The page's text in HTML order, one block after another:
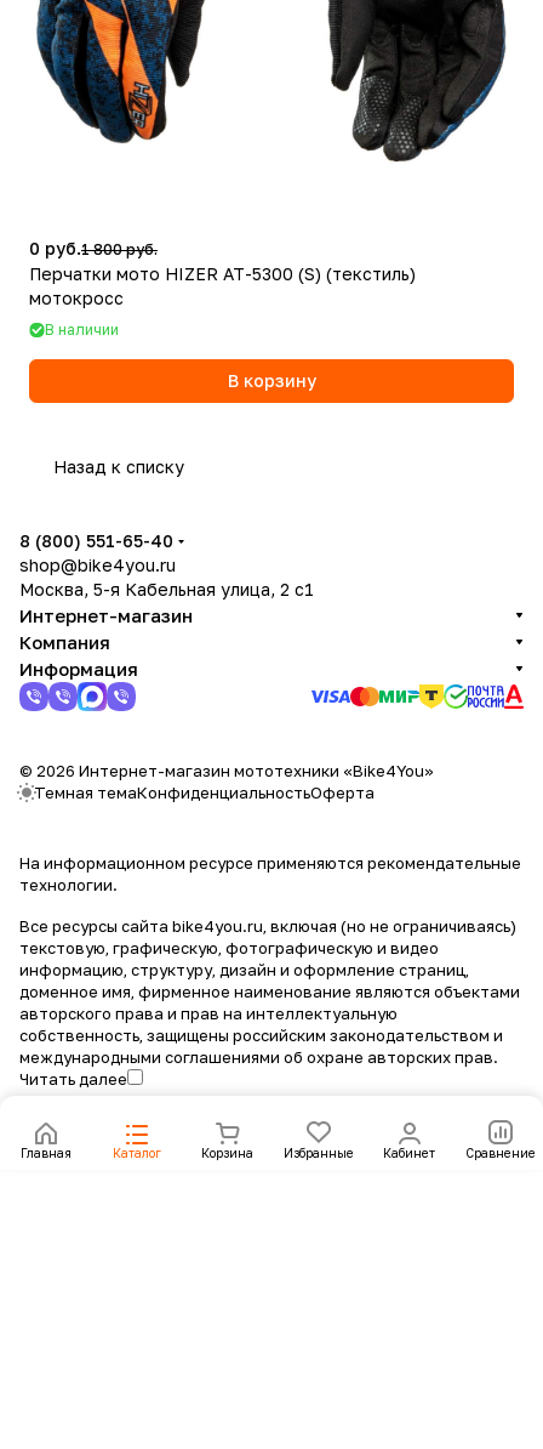
0 руб.1 800 руб.
Перчатки мото HIZER AT-5300 (S) (текстиль)
мотокросс
В наличии
В корзину
Назад к списку
Главная Каталог Корзина Избранные Кабинет Сравнение
8 (800) 551-65-40
shop@bike4you.ru
Москва, 5-я Кабельная улица, 2 с1
Интернет-магазин
Компания
Информация
© 2026 Интернет-магазин мототехники «Bike4You»
Темная темаКонфиденциальностьОферта
На информационном ресурсе применяются рекомендательные
технологии.
Все ресурсы сайта bike4you.ru, включая (но не ограничиваясь)
текстовую, графическую, фотографическую и видео
информацию, структуру, дизайн и оформление страниц,
доменное имя, фирменное наименование являются объектами
авторского права и прав на интеллектуальную
собственность, защищены российским законодательством и
международными соглашениями об охране авторских прав.
Читать далее